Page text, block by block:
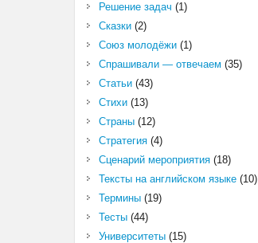
Решение задач (1)
Сказки(2)
Союз молодёжи(1)
Спрашивали — отвечаем (35)
Статьи(43)
Стихи(13)
Страны(12)
Стратегия(4)
Сценарий мероприятия(18)
Тексты на английском языке(10)
Термины(19)
Тесты(44)
Университеты(15)